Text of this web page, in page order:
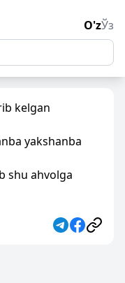
O'zЎз
kelgan
yakshanba
shu ahvolga